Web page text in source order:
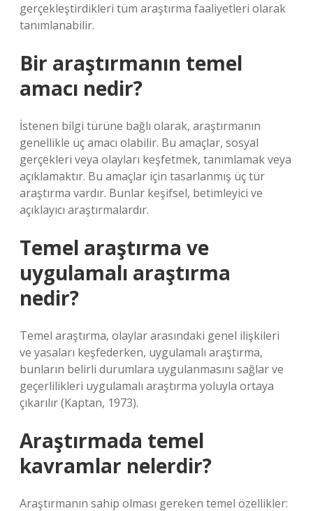
gerçekleştirdikleri tüm araştırma faaliyetleri olarak
tanımlanabilir.
Bir araştırmanın temel
amacı nedir?
İstenen bilgi türüne bağlı olarak, araştırmanın
genellikle üç amacı olabilir. Bu amaçlar, sosyal
gerçekleri veya olayları keşfetmek, tanımlamak veya
açıklamaktır. Bu amaçlar için tasarlanmış üç tür
araştırma vardır. Bunlar keşifsel, betimleyici ve
açıklayıcı araştırmalardır.
Temel araştırma ve
uygulamalı araştırma
nedir?
Temel araştırma, olaylar arasındaki genel ilişkileri
ve yasaları keşfederken, uygulamalı araştırma,
bunların belirli durumlara uygulanmasını sağlar ve
geçerlilikleri uygulamalı araştırma yoluyla ortaya
çıkarılır (Kaptan, 1973).
Araştırmada temel
kavramlar nelerdir?
Araştırmanın sahip olması gereken temel özellikler: